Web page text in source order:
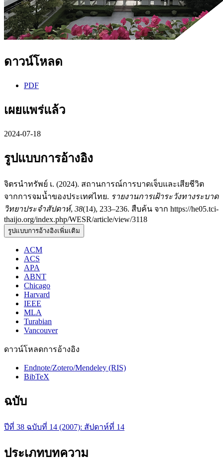
ดาวน์โหลด
PDF
เผยแพร่แล้ว
2024-07-18
รูปแบบการอ้างอิง
จิตรนำทรัพย์ เ. (2024). สถานการณ์การบาดเจ็บและเสียชีวิต
จากการจมน้ำของประเทศไทย. รายงานการเฝ้าระวังทางระบาด
วิทยาประจำสัปดาห์, 38(14), 233–236. สืบค้น จาก https://he05.tci-
thaijo.org/index.php/WESR/article/view/3118
รูปแบบการอ้างอิงเพิ่มเติม
ACM
ACS
APA
ABNT
Chicago
Harvard
IEEE
MLA
Turabian
Vancouver
ดาวน์โหลดการอ้างอิง
Endnote/Zotero/Mendeley (RIS)
BibTeX
ฉบับ
ปีที่ 38 ฉบับที่ 14 (2007): สัปดาห์ที่ 14
ประเภทบทความ